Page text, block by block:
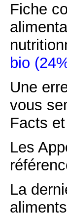
Fiche
bio
Une
vous
Facts
Les
La